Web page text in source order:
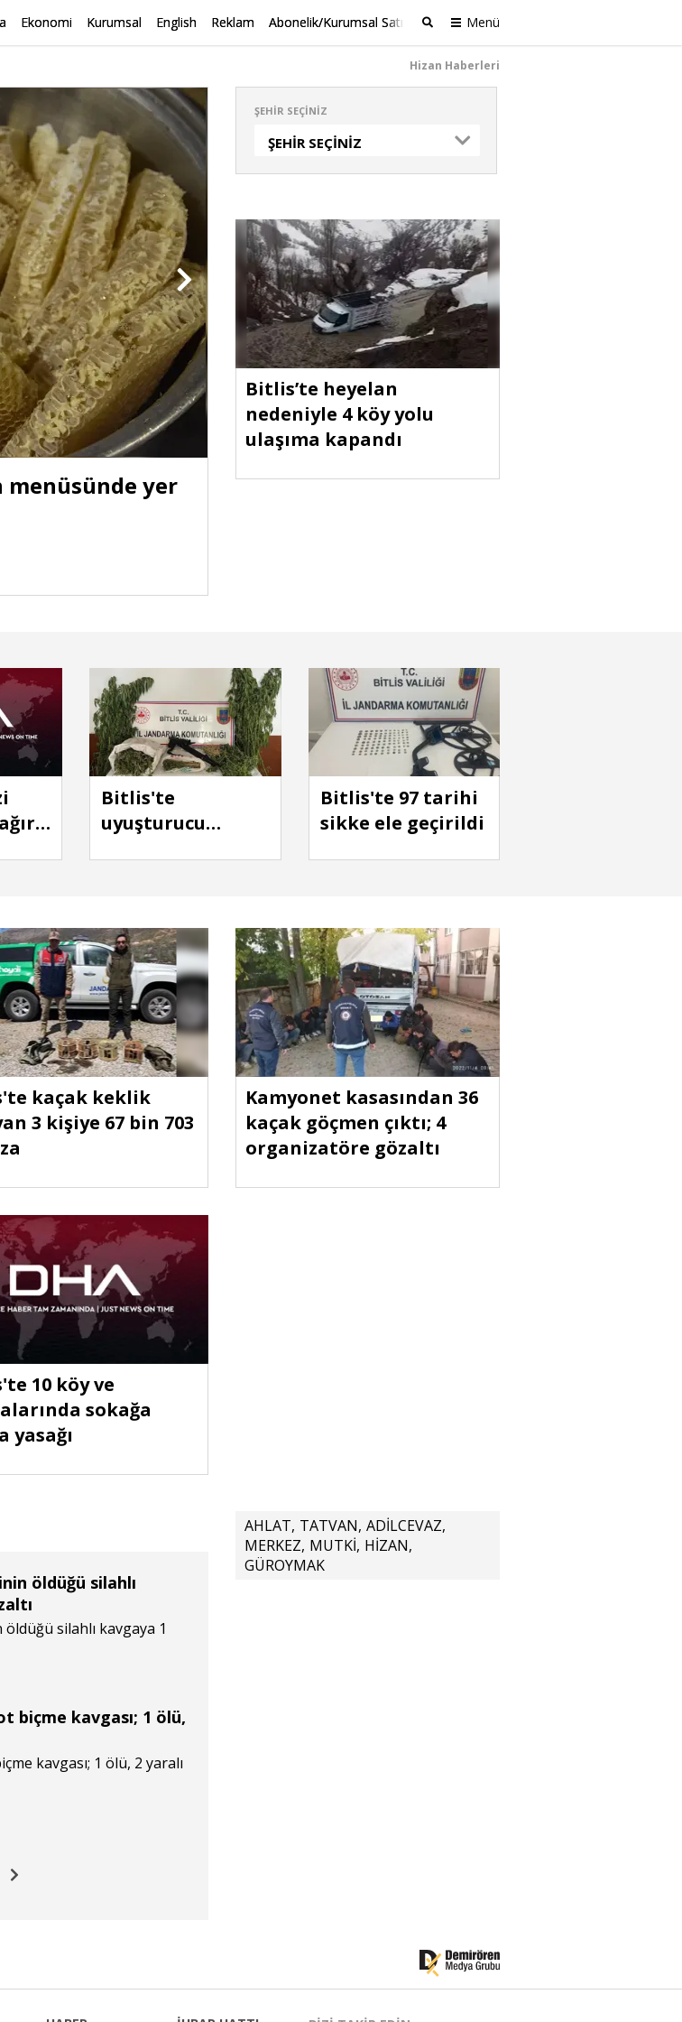
Ekonomi Kurumsal English Reklam Abonelik/Kurumsal Satış Menü
Ara
Hizan Haberleri
menüsünde yer
Bitlis'te temmuz ayında karla mücadele
ŞEHIR SEÇINIZ
ŞEHIR SEÇINIZ
Bitlis’te heyelan
nedeniyle 4 köy yolu
ulaşıma kapandı
Bitlis'te
uyuşturucu
Bitlis'te 97 tarihi
sikke ele geçirildi
kaçak keklik
3 kişiye 67 bin 703
10 köy ve
sokağa
yasağı
Kamyonet kasasından 36
kaçak göçmen çıktı; 4
organizatöre gözaltı
öldüğü silahlı
silahlı kavgaya 1
biçme kavgası; 1 ölü,
kavgası; 1 ölü, 2 yaralı
AHLAT, TATVAN, ADİLCEVAZ,
MERKEZ, MUTKİ, HİZAN,
GÜROYMAK